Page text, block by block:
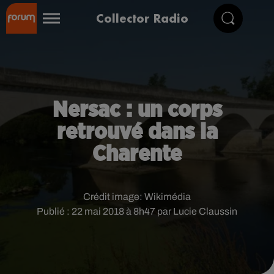
Collector Radio
Nersac : un corps
retrouvé dans la
Charente
Publié : 22 mai 2018 à 8h47 par Lucie Claussin
Crédit image: Wikimédia